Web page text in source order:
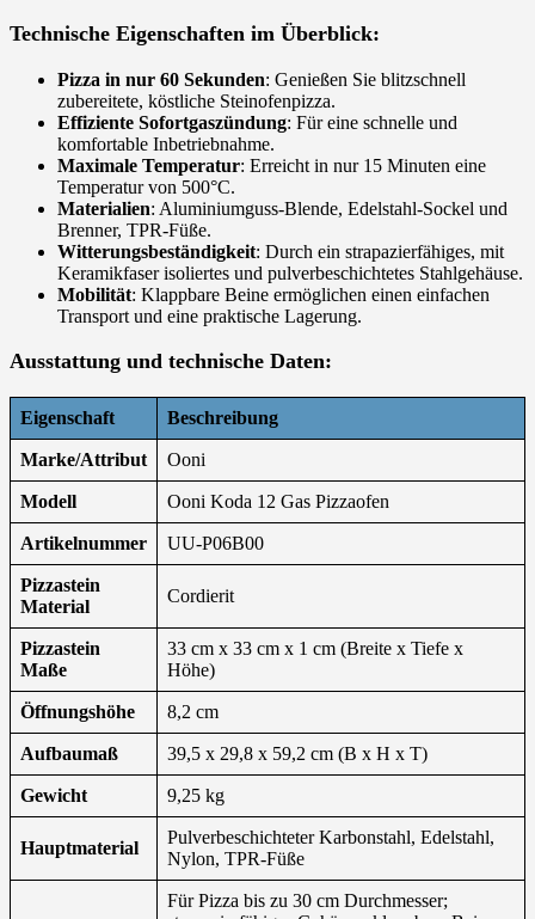
Technische Eigenschaften im Überblick:
Pizza in nur 60 Sekunden: Genießen Sie blitzschnell
zubereitete, köstliche Steinofenpizza.
Effiziente Sofortgaszündung: Für eine schnelle und
komfortable Inbetriebnahme.
Maximale Temperatur: Erreicht in nur 15 Minuten eine
Temperatur von 500°C.
Materialien: Aluminiumguss-Blende, Edelstahl-Sockel und
Brenner, TPR-Füße.
Witterungsbeständigkeit: Durch ein strapazierfähiges, mit
Keramikfaser isoliertes und pulverbeschichtetes Stahlgehäuse.
Mobilität: Klappbare Beine ermöglichen einen einfachen
Transport und eine praktische Lagerung.
Ausstattung und technische Daten:
Eigenschaft Beschreibung
Marke/Attribut Ooni
Modell Ooni Koda 12 Gas Pizzaofen
Artikelnummer UU-P06B00
Pizzastein
Material
Cordierit
Pizzastein
Maße
33 cm x 33 cm x 1 cm (Breite x Tiefe x
Höhe)
Öffnungshöhe 8,2 cm
Aufbaumaß 39,5 x 29,8 x 59,2 cm (B x H x T)
Gewicht 9,25 kg
Hauptmaterial
Pulverbeschichteter Karbonstahl, Edelstahl,
Nylon, TPR-Füße
Für Pizza bis zu 30 cm Durchmesser;